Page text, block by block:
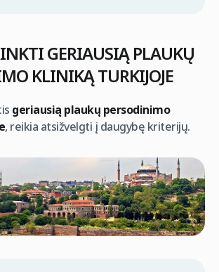
GERIAUSIĄ PLAUKŲ
KLINIKĄ TURKIJOJE
geriausią plaukų persodinimo
, reikia atsižvelgti į daugybę kriterijų.